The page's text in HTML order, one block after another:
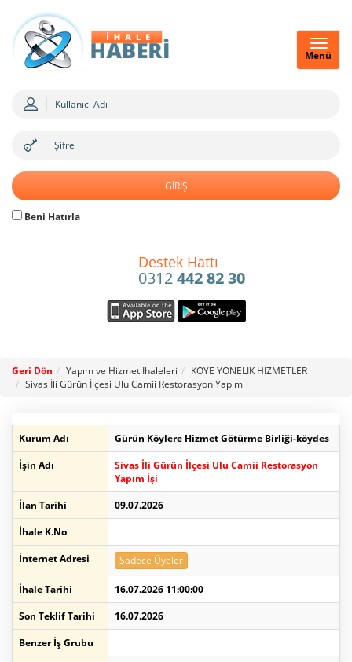
Menü
Beni Hatırla
Destek Hattı
0312442 82 30
Geri Dön Yapım ve Hizmet İhaleleri
KÖYE YÖNELİK HİZMETLER
Sivas İli Gürün İlçesi Ulu Camii Restorasyon Yapım
Kurum Adı
Gürün Köylere Hizmet Götürme Birliği-köydes
İşin Adı
Sivas İli Gürün İlçesi Ulu Camii Restorasyon
Yapım İşi
İlan Tarihi
09.07.2026
İhale K.No
İnternet Adresi
Sadece Üyeler
İhale Tarihi
16.07.2026 11:00:00
Son Teklif Tarihi
16.07.2026
Benzer İş Grubu